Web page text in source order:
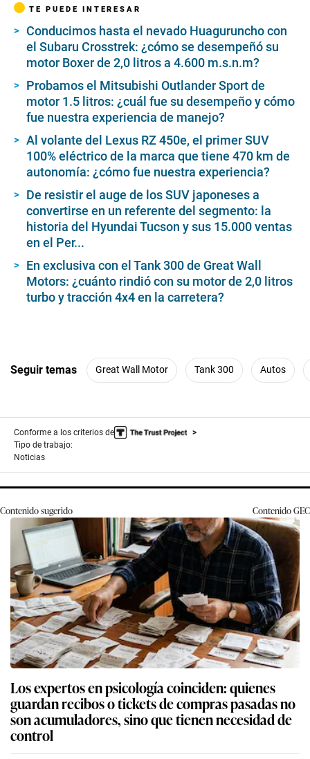
TE PUEDE INTERESAR
Conducimos hasta el nevado Huaguruncho con
el Subaru Crosstrek: ¿cómo se desempeñó su
motor Boxer de 2,0 litros a 4.600 m.s.n.m?
Probamos el Mitsubishi Outlander Sport de
motor 1.5 litros: ¿cuál fue su desempeño y cómo
fue nuestra experiencia de manejo?
Al volante del Lexus RZ 450e, el primer SUV
100% eléctrico de la marca que tiene 470 km de
autonomía: ¿cómo fue nuestra experiencia?
De resistir el auge de los SUV japoneses a
convertirse en un referente del segmento: la
historia del Hyundai Tucson y sus 15.000 ventas
en el Per...
En exclusiva con el Tank 300 de Great Wall
Motors: ¿cuánto rindió con su motor de 2,0 litros
turbo y tracción 4x4 en la carretera?
Seguir temas Great Wall Motor Tank 300 Autos
Conforme a los criterios de
Tipo de trabajo:
Noticias
Contenido sugerido ContenidoGEC
Los expertos en psicología coinciden: quienes
guardan recibos o tickets de compras pasadas no
son acumuladores, sino que tienen necesidad de
control